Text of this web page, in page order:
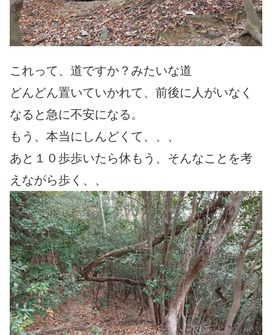
これって、道ですか？みたいな道
どんどん置いていかれて、前後に人がいなく
なると急に不安になる。
もう、本当にしんどくて、、、
あと１０歩歩いたら休もう、そんなことを考
えながら歩く、、